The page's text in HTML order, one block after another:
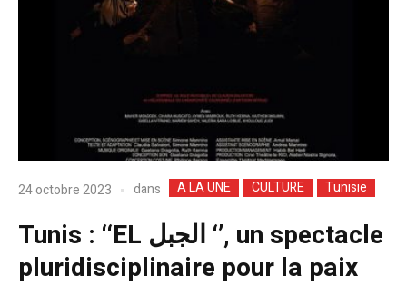
24 octobre 2023 dans A LA UNE CULTURE Tunisie
Tunis : ‘‘EL الجبل ‘’, un spectacle
pluridisciplinaire pour la paix